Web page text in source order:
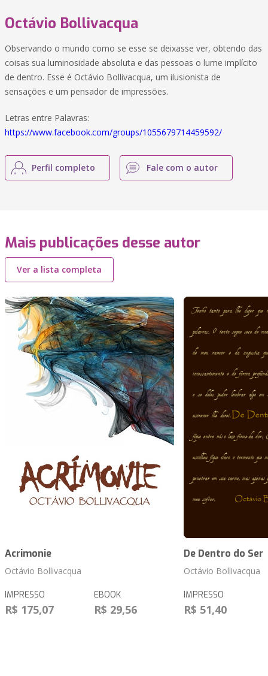
Octávio Bollivacqua
Observando o mundo como se esse se deixasse ver, obtendo das
coisas sua luminosidade absoluta e das pessoas o lume implícito
de dentro. Esse é Octávio Bollivacqua, um ilusionista de
sensações e um pensador de impressões.
Letras entre Palavras:
https://www.facebook.com/groups/1055679714459592/
Perfil completo Fale com o autor
Mais publicações desse autor
Ver a lista completa
Acrimonie
Octávio Bollivacqua
IMPRESSO
R$ 175,07
EBOOK
R$ 29,56
De Dentro do Ser
Octávio Bollivacqua
IMPRESSO
R$ 51,40